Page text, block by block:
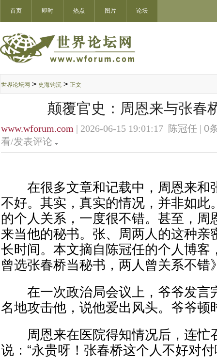
首页 即时 热点 图片 论坛
世界论坛网 > 史海钩沉 > 正文
颠覆官史：周恩来与张春
www.wforum.com | 2026-06-15 19:01:17 陈冠任 | 0
看/发表评论
在很多文章和记载中，周恩来和
不好。其实，真实的情况，并非如此
的个人关系，一度很不错。甚至，周
来当他的秘书。张、周两人的这种亲
长时间。本文摘自陈冠任的个人博客
曾选张春桥当秘书，两人曾关系不错
在一次政治局会议上，爷爷发言
名地攻击他，说他爱出风头。爷爷
周恩来在医院得知情况后，连忙
说：“永贵呀！张春桥这个人不好对